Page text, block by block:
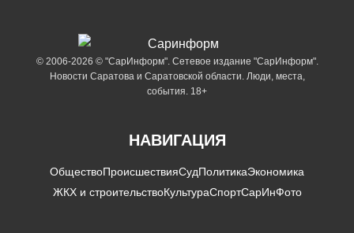
© 2006-2026 © "СарИнформ". Сетевое издание "СарИнформ".
Новости Саратова и Саратовской области. Люди, места,
события. 18+
НАВИГАЦИЯ
ОбществоПроисшествияСудПолитикаЭкономика
ЖКХ и строительствоКультураСпортСарИнФото